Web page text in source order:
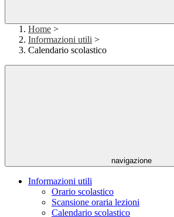
Home >
Informazioni utili >
Calendario scolastico
navigazione
Informazioni utili
Orario scolastico
Scansione oraria lezioni
Calendario scolastico